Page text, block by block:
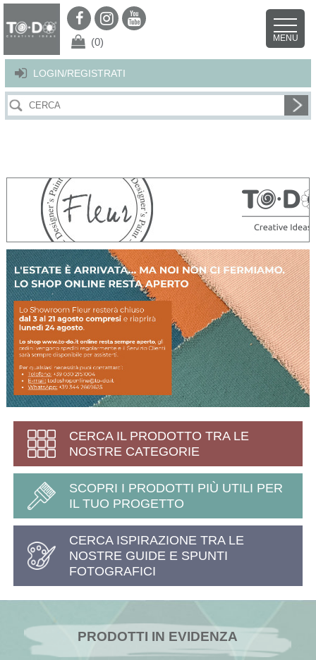
Per offrirti il miglior servizio possibile questo sito utilizza i cookies.
Continuando la navigazione nel sito autorizzi l’uso dei cookies. Per ulteriori
LOGIN/REGISTRATI
(0) MENU
CERCA IL PRODOTTO TRA LE
NOSTRE CATEGORIE
SCOPRI I PRODOTTI PIÙ UTILI PER
IL TUO PROGETTO
CERCA ISPIRAZIONE TRA LE
NOSTRE GUIDE E SPUNTI
FOTOGRAFICI
PRODOTTI IN EVIDENZA